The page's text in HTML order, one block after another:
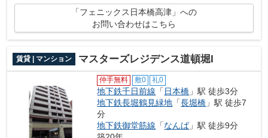
「フェニックス日本橋高津」への
お問い合わせはこちら
賃貸 | マンション マスターズレジデンス道頓堀I
仲手無料 敷0 礼0
地下鉄千日前線 「 日本橋 」駅 徒歩3分
地下鉄長堀鶴見緑地 「長堀橋 」駅 徒歩7
分
地下鉄御堂筋線 「なんば」駅 徒歩9分